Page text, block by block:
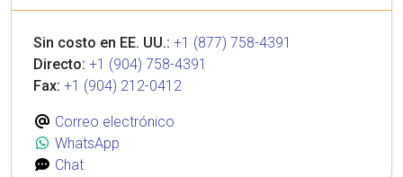
Sin costo en EE. UU.: +1 (877) 758-4391
Directo: +1 (904) 758-4391
Fax: +1 (904) 212-0412
Correo electrónico
WhatsApp
Chat